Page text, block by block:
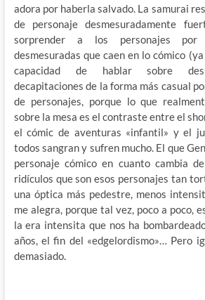
adora por haberla salvado. La samurai
de personaje desmesuradamente
sorprender a los personajes
desmesuradas que caen en lo cómico
capacidad de hablar sobre
decapitaciones de la forma más casual
de personajes, porque lo que
sobre la mesa es el contraste entre el
el cómic de aventuras «infantil» y el
todos sangran y sufren mucho. El que
personaje cómico en cuanto cambia
ridículos que son esos personajes tan
una óptica más pedestre, menos
me alegra, porque tal vez, poco a poco,
la era intensita que nos ha
años, el fin del «edgelordismo»… Pero
demasiado.